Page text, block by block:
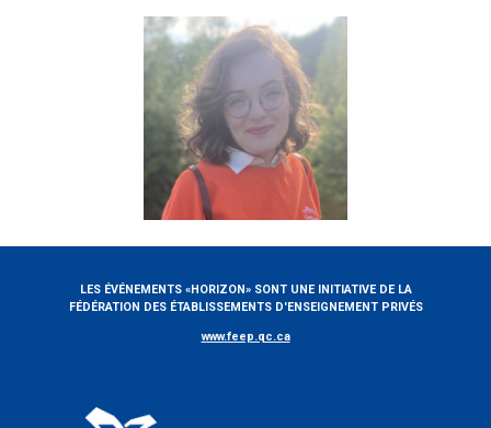
LES ÉVÉNEMENTS «HORIZON» SONT UNE INITIATIVE DE LA
FÉDÉRATION DES ÉTABLISSEMENTS D'ENSEIGNEMENT PRIVÉS
www.feep.qc.ca